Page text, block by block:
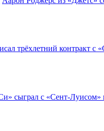
трёхлетний контракт с
сыграл с «Сент-Луисом»